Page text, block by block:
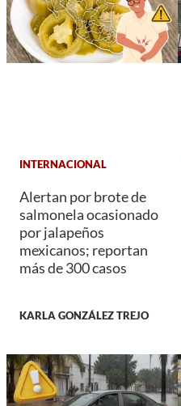
INTERNACIONAL
Alertan por brote de
salmonela ocasionado
por jalapeños
mexicanos; reportan
más de 300 casos
KARLA GONZÁLEZ TREJO